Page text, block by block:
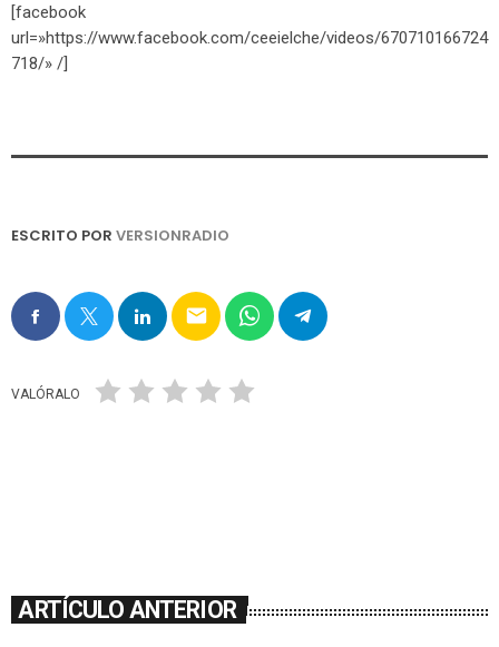
[facebook
url=»https://www.facebook.com/ceeielche/videos/670710166724
718/» /]
ESCRITO POR VERSIONRADIO
email
VALÓRALO
ARTÍCULO ANTERIOR